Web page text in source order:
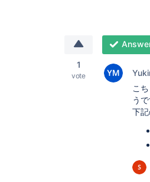
1
vote
こ
うで
下